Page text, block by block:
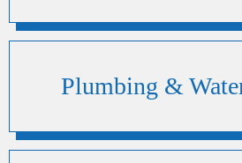
Plumbing &